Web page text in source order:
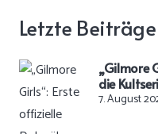
Letzte Beiträge
„Gilmore
die
7. August